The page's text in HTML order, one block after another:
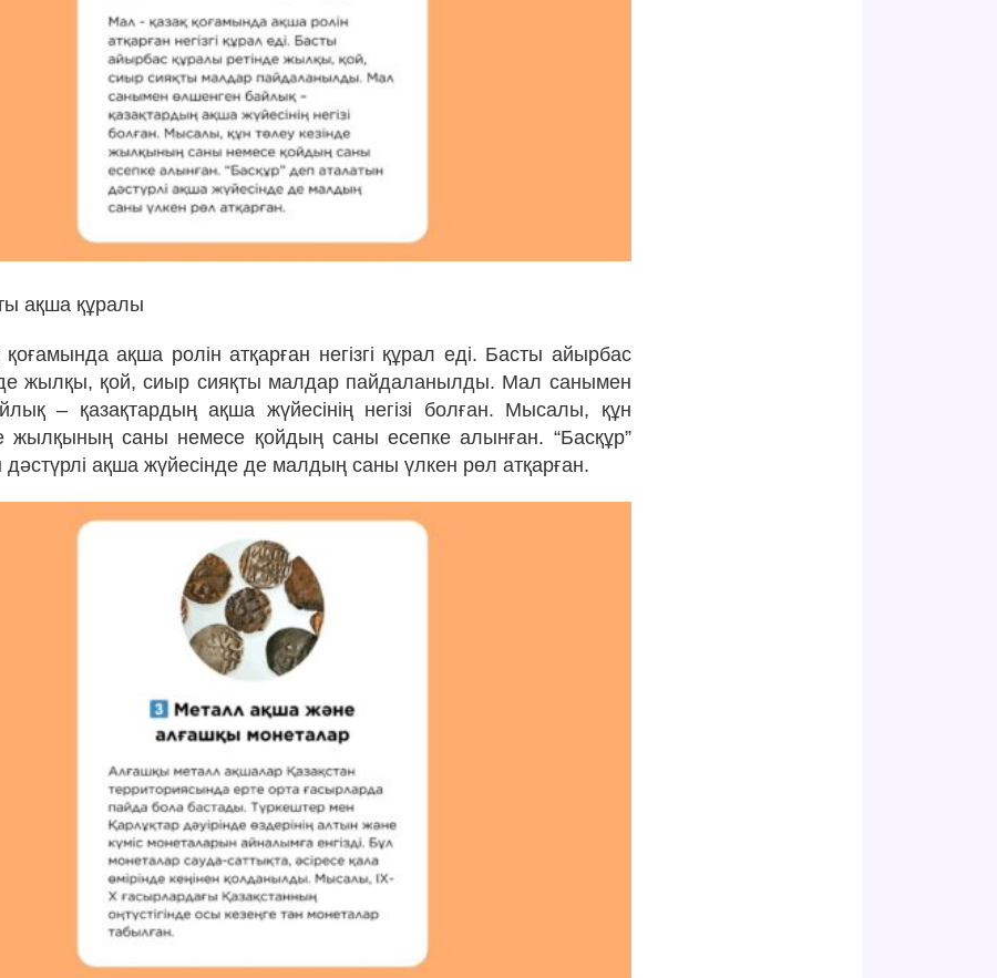
ақша құралы
ақша ролін атқарған негізгі құрал еді. Басты айырбас
жылқы, қой, сиыр сияқты малдар пайдаланылды. Мал санымен
– қазақтардың ақша жүйесінің негізі болған. Мысалы, құн
жылқының саны немесе қойдың саны есепке алынған. “Басқұр”
ақша жүйесінде де малдың саны үлкен рөл атқарған.